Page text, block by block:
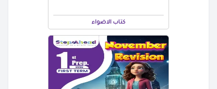
كتاب الاضواء